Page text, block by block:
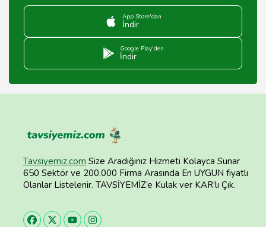
App Store'dan
İndir
Google Play'den
İndir
Tavsiyemiz.com Size Aradığınız Hizmeti Kolayca Sunar
650 Sektör ve 200.000 Firma Arasında En UYGUN fiyatlı
Olanlar Listelenir. TAVSİYEMİZ’e Kulak ver KAR’lı Çık.